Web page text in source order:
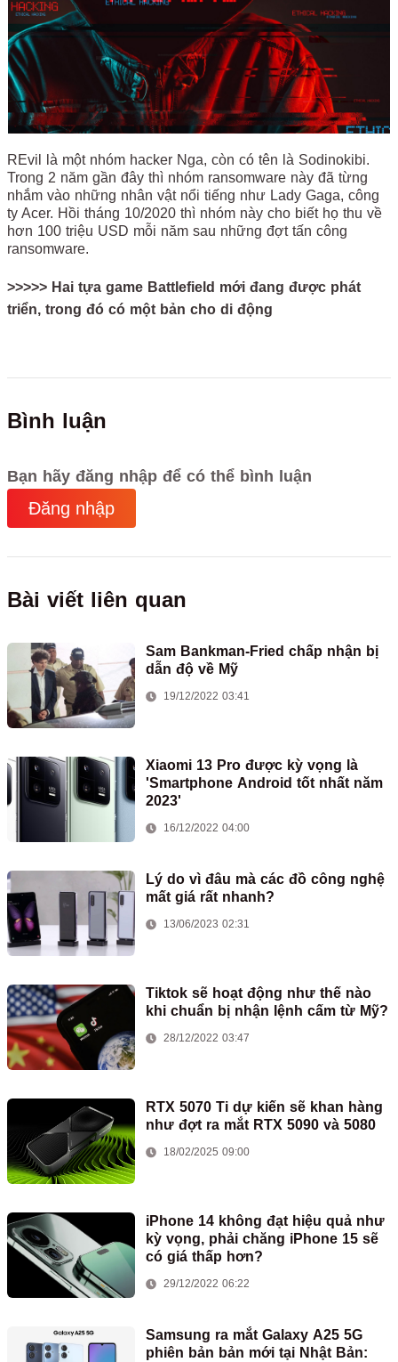
REvil là một nhóm hacker Nga, còn có tên là Sodinokibi.
Trong 2 năm gần đây thì nhóm ransomware này đã từng
nhắm vào những nhân vật nổi tiếng như Lady Gaga, công
ty Acer. Hồi tháng 10/2020 thì nhóm này cho biết họ thu về
hơn 100 triệu USD mỗi năm sau những đợt tấn công
ransomware.
>>>>> Hai tựa game Battlefield mới đang được phát
triển, trong đó có một bản cho di động
Bình luận
Bạn hãy đăng nhập để có thể bình luận
Đăng nhập
Bài viết liên quan
Sam Bankman-Fried chấp nhận bị
dẫn độ về Mỹ
19/12/2022 03:41
Xiaomi 13 Pro được kỳ vọng là
'Smartphone Android tốt nhất năm
2023'
16/12/2022 04:00
Lý do vì đâu mà các đồ công nghệ
mất giá rất nhanh?
13/06/2023 02:31
Tiktok sẽ hoạt động như thế nào
khi chuẩn bị nhận lệnh cấm từ Mỹ?
28/12/2022 03:47
RTX 5070 Ti dự kiến sẽ khan hàng
như đợt ra mắt RTX 5090 và 5080
18/02/2025 09:00
iPhone 14 không đạt hiệu quả như
kỳ vọng, phải chăng iPhone 15 sẽ
có giá thấp hơn?
29/12/2022 06:22
Samsung ra mắt Galaxy A25 5G
phiên bản bản mới tại Nhật Bản: